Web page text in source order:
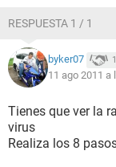
RESPUESTA 1 / 1
byker07
11 ago 2011 a
Tienes que ver la
virus
Realiza los 8